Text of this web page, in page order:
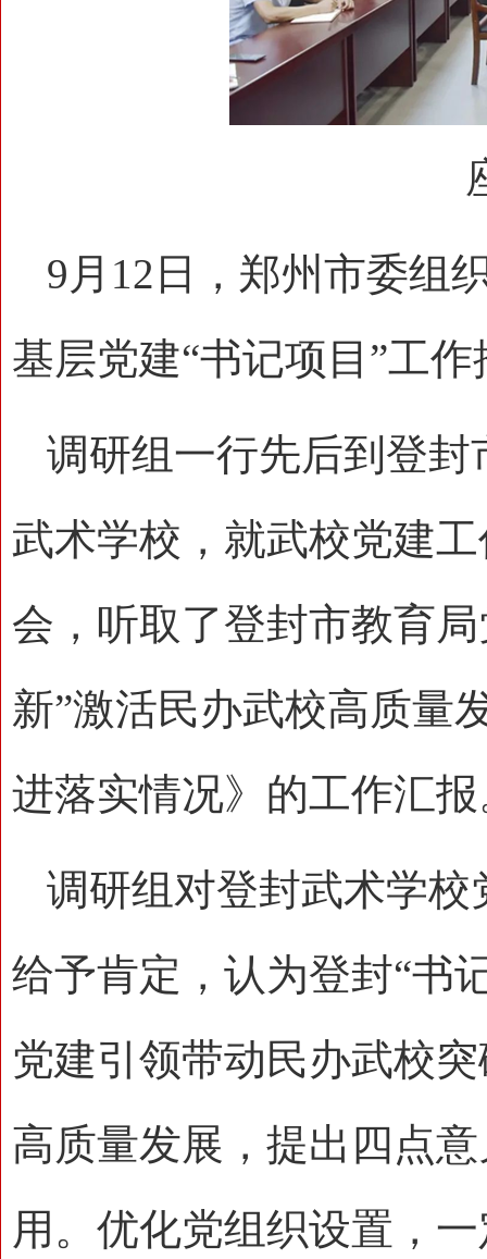
9月12日，郑州市委组
基层党建“书记项目”工
调研组一行先后到登
武术学校，就武校党建
会，听取了登封市教育
新”激活民办武校高质量
进落实情况》的工作汇
调研组对登封武术学
给予肯定，认为登封“书
党建引领带动民办武校
高质量发展，提出四点
用。优化党组织设置，